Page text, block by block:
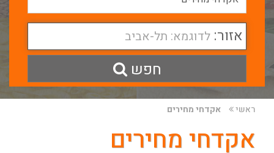
אזור: לדוגמא: תל-אביב
חפש
ראשי אקדחי מחירים
אקדחי מחירים